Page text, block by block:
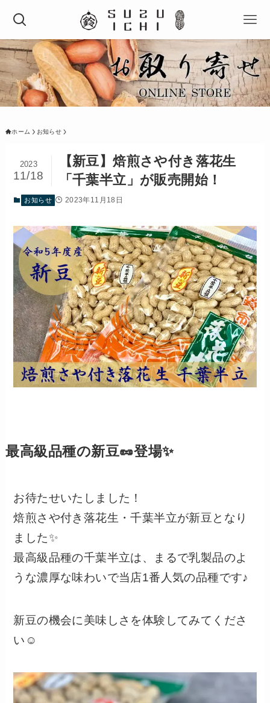
ホーム お知らせ
【新豆】焙煎さや付き落花生
「千葉半立」が販売開始！
2023
11/18
お知らせ 2023年11月18日
最高級品種の新豆🥜登場✨️
お待たせいたしました！
焙煎さや付き落花生・千葉半立が新豆となり
ました✨️
最高級品種の千葉半立は、まるで乳製品のよ
うな濃厚な味わいで当店1番人気の品種です♪
新豆の機会に美味しさを体験してみてくださ
い☺️